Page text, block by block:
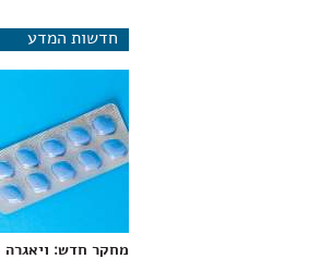
חדשות המדע
מחקר חדש: ויאגרה